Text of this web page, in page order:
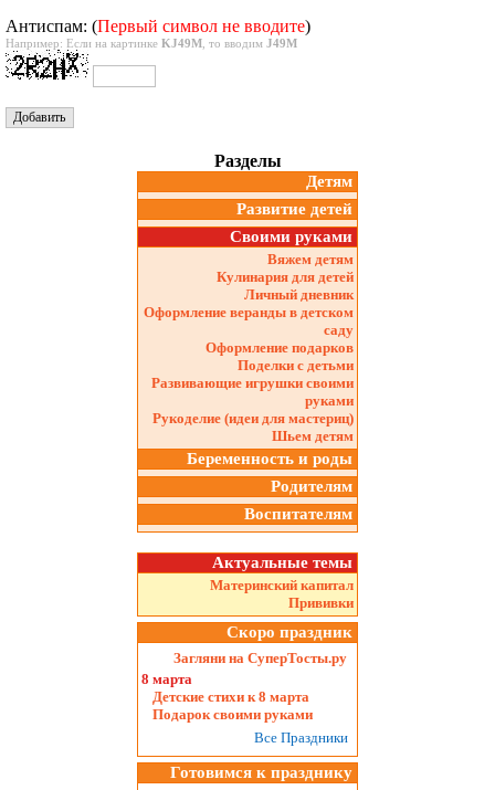
Антиспам: (Первый символ не вводите)
Например: Если на картинке KJ49M , то вводим J49M
Разделы
Детям
Развитие детей
Своими руками
Вяжем детям
Кулинария для детей
Личный дневник
Оформление веранды в детском
саду
Оформление подарков
Поделки с детьми
Развивающие игрушки своими
руками
Рукоделие (идеи для мастериц)
Шьем детям
Беременность и роды
Родителям
Воспитателям
Актуальные темы
Материнский капитал
Прививки
Скоро праздник
Загляни на СуперТосты.ру
8 марта
Детские стихи к 8 марта
Подарок своими руками
Все Праздники
Готовимся к празднику